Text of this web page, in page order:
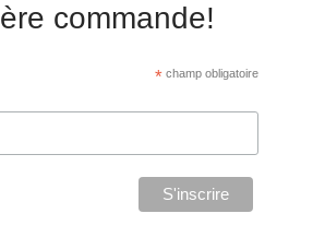
commande!
*champ obligatoire